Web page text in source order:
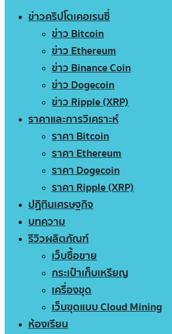
ข่าวคริปโตเคอเรนซี่
ข่าว Bitcoin
ข่าว Ethereum
ข่าว Binance Coin
ข่าว Dogecoin
ข่าว Ripple (XRP)
ราคาและการวิเคราะห์
ราคา Bitcoin
ราคา Ethereum
ราคา Dogecoin
ราคา Ripple (XRP)
ปฏิทินเศรษฐกิจ
บทความ
รีวิวผลิตภัณฑ์
เว็บซื้อขาย
กระเป๋าเก็บเหรียญ
เครื่องขุด
เว็บขุดแบบ Cloud Mining
ห้องเรียน